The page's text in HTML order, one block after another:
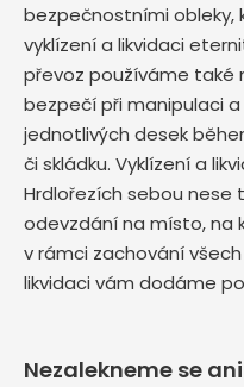
bezpečnostními obleky,
vyklízení a likvidaci
převoz používáme také
bezpečí při manipulaci
jednotlivých desek
či skládku. Vyklízení a
Hrdlořezích sebou
odevzdání na místo, na
v rámci zachování
likvidaci vám dodáme
Nezalekneme se